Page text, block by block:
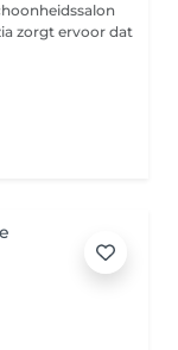
zorgt ervoor dat